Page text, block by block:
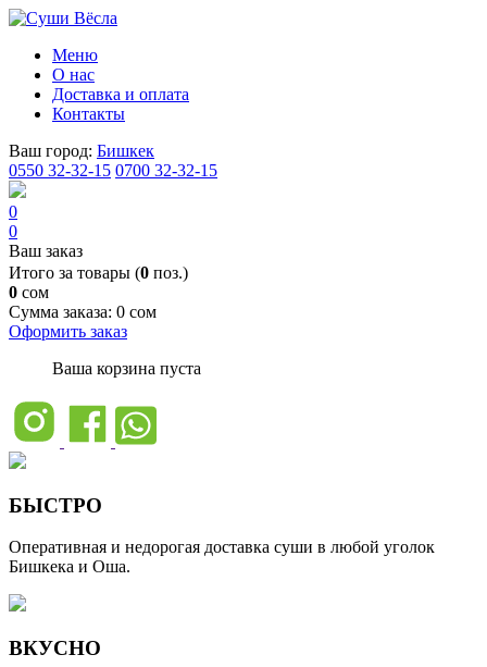
Меню
О нас
Доставка и оплата
Контакты
Ваш город: Бишкек
0550 32-32-15 0700 32-32-15
0
0
Ваш заказ
Итого за товары (0 поз.)
0 сом
Сумма заказа: 0 сом
Оформить заказ
Ваша корзина пуста
БЫСТРО
Оперативная и недорогая доставка суши в любой уголок
Бишкека и Оша.
ВКУСНО